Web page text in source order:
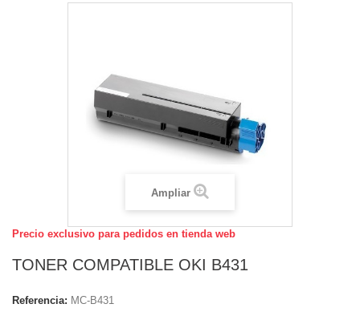
Ampliar
Precio exclusivo para pedidos en tienda web
TONER COMPATIBLE OKI B431
Referencia: MC-B431